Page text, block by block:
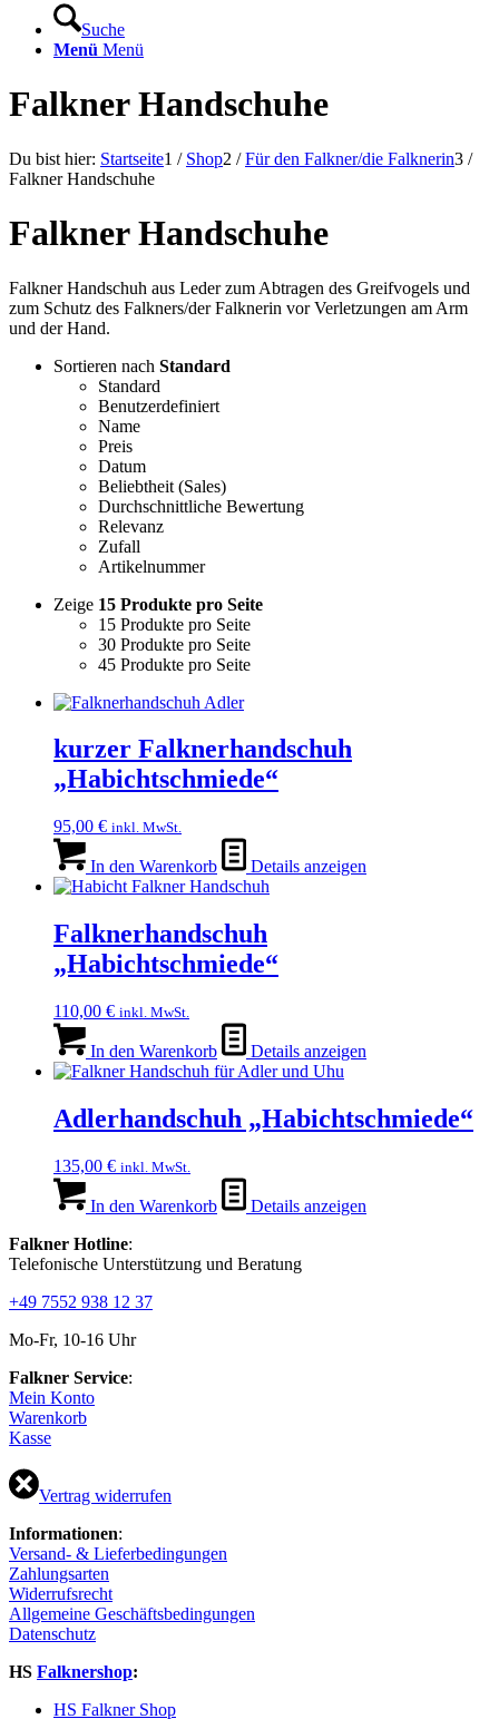
Suche
Menü Menü
Falkner Handschuhe
Du bist hier: Startseite1 / Shop2 / Für den Falkner/die Falknerin3 /
Falkner Handschuhe
Falkner Handschuhe
Falkner Handschuh aus Leder zum Abtragen des Greifvogels und
zum Schutz des Falkners/der Falknerin vor Verletzungen am Arm
und der Hand.
Sortieren nach Standard
Standard
Benutzerdefiniert
Name
Preis
Datum
Beliebtheit (Sales)
Durchschnittliche Bewertung
Relevanz
Zufall
Artikelnummer
Zeige 15 Produkte pro Seite
15 Produkte pro Seite
30 Produkte pro Seite
45 Produkte pro Seite
kurzer Falknerhandschuh
„Habichtschmiede“
95,00 € inkl. MwSt.
In den Warenkorb Details anzeigen
Falknerhandschuh
„Habichtschmiede“
110,00 € inkl. MwSt.
In den Warenkorb Details anzeigen
Adlerhandschuh „Habichtschmiede“
135,00 € inkl. MwSt.
In den Warenkorb
Details anzeigen
Falkner Hotline:
Telefonische Unterstützung und Beratung
+49 7552 938 12 37
Mo-Fr, 10-16 Uhr
Falkner Service:
Mein Konto
Warenkorb
Kasse
Vertrag widerrufen
Informationen:
Versand- & Lieferbedingungen
Zahlungsarten
Widerrufsrecht
Allgemeine Geschäftsbedingungen
Datenschutz
HS Falknershop:
HS Falkner Shop